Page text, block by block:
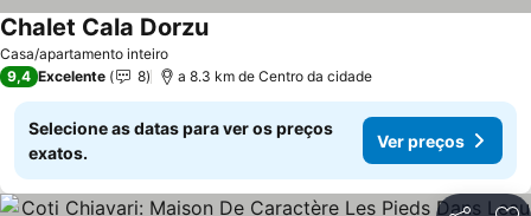
Casa/apartamento inteiro
Chalet Cala DorzuVer preços
9,4 Excelente 8 a 8.3 km de Centro da cidade
Selecione as datas para ver os preços
exatos.
Ver preços